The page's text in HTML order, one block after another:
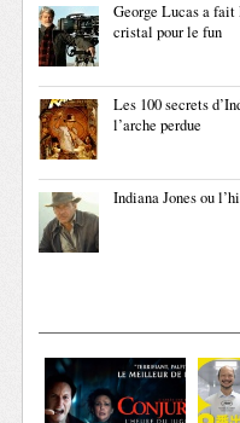
George Lucas a fait
cristal pour le fun
Les 100 secrets
l’arche perdue
Indiana Jones ou